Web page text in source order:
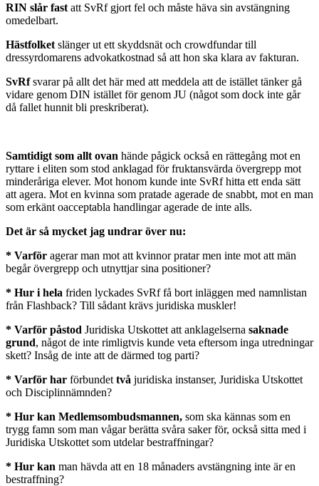
RIN slår fast att SvRf gjort fel och måste häva sin avstängning
omedelbart.
Hästfolket slänger ut ett skyddsnät och crowdfundar till
dressyrdomarens advokatkostnad så att hon ska klara av fakturan.
SvRfsvarar på allt det här med att meddela att de istället tänker gå
vidare genom DIN istället för genom JU (något som dock inte går
då fallet hunnit bli preskriberat).
Samtidigt som allt ovan hände pågick också en rättegång mot en
ryttare i eliten som stod anklagad för fruktansvärda övergrepp mot
minderåriga elever. Mot honom kunde inte SvRf hitta ett enda sätt
att agera. Mot en kvinna som pratade agerade de snabbt, mot en man
som erkänt oacceptabla handlingar agerade de inte alls.
Det är så mycket jag undrar över nu:
* Varför agerar man mot att kvinnor pratar men inte mot att män
begår övergrepp och utnyttjar sina positioner?
* Hur i hela friden lyckades SvRf få bort inläggen med namnlistan
från Flashback? Till sådant krävs juridiska muskler!
* Varför påstod Juridiska Utskottet att anklagelserna saknade
grund, något de inte rimligtvis kunde veta eftersom inga utredningar
skett? Insåg de inte att de därmed tog parti?
* Varför har förbundet två juridiska instanser, Juridiska Utskottet
och Disciplinnämnden?
* Hur kan Medlemsombudsmannen, som ska kännas som en
trygg famn som man vågar berätta svåra saker för, också sitta med i
Juridiska Utskottet som utdelar bestraffningar?
* Hur kan man hävda att en 18 månaders avstängning inte är en
bestraffning?